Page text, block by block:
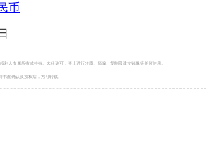
币
利人专属所有或持有。未经许可，禁止进行转载、摘编、复制及建立镜像等任何使用。
书面确认及授权后，方可转载。